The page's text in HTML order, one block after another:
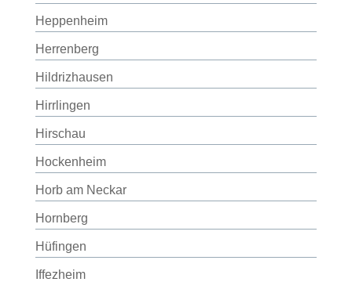
Heppenheim
Herrenberg
Hildrizhausen
Hirrlingen
Hirschau
Hockenheim
Horb am Neckar
Hornberg
Hüfingen
Iffezheim